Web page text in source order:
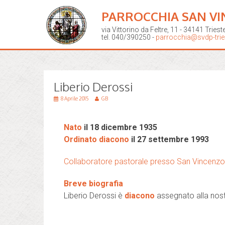
PARROCCHIA SAN
via Vittorino da Feltre, 11 - 34141
tel. 040/390250 - parrocchia@svdp-
Liberio Derossi
8 Aprile 2015 GB
Nato il 18 dicembre 1935
Ordinato diacono il 27 settembre 1993
Collaboratore pastorale presso San Vincenzo
Breve biografia
Liberio Derossi è diacono assegnato alla